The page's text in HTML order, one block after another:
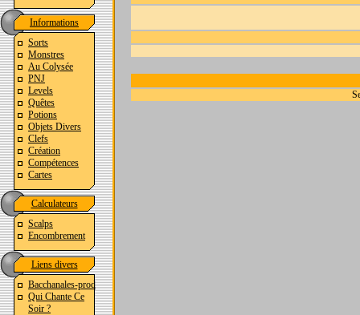
Informations
Sorts
Monstres
Au Colysée
PNJ
Levels
Quêtes
Potions
Objets Divers
Clefs
Création
Compétences
Cartes
Calculateurs
Scalps
Encombrement
Liens divers
Bacchanales-prod
Qui Chante Ce
Soir ?